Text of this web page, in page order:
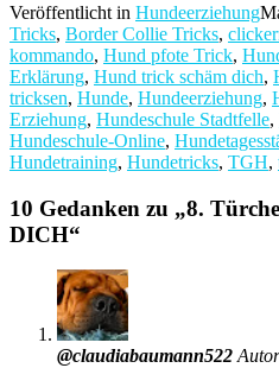
Veröffentlicht in Hundeerziehung
Tricks, Border Collie Tricks,
kommando, Hund pfote Trick,
Erklärung, Hund trick schäm dich,
tricksen, Hunde, Hundeerziehung,
Erziehung, Hundeschule Stadtfelle,
Hundeschule-Online,
Hundetraining, Hundetricks, TGH,
10 Gedanken zu „8.
DICH“
@claudiabaumann522